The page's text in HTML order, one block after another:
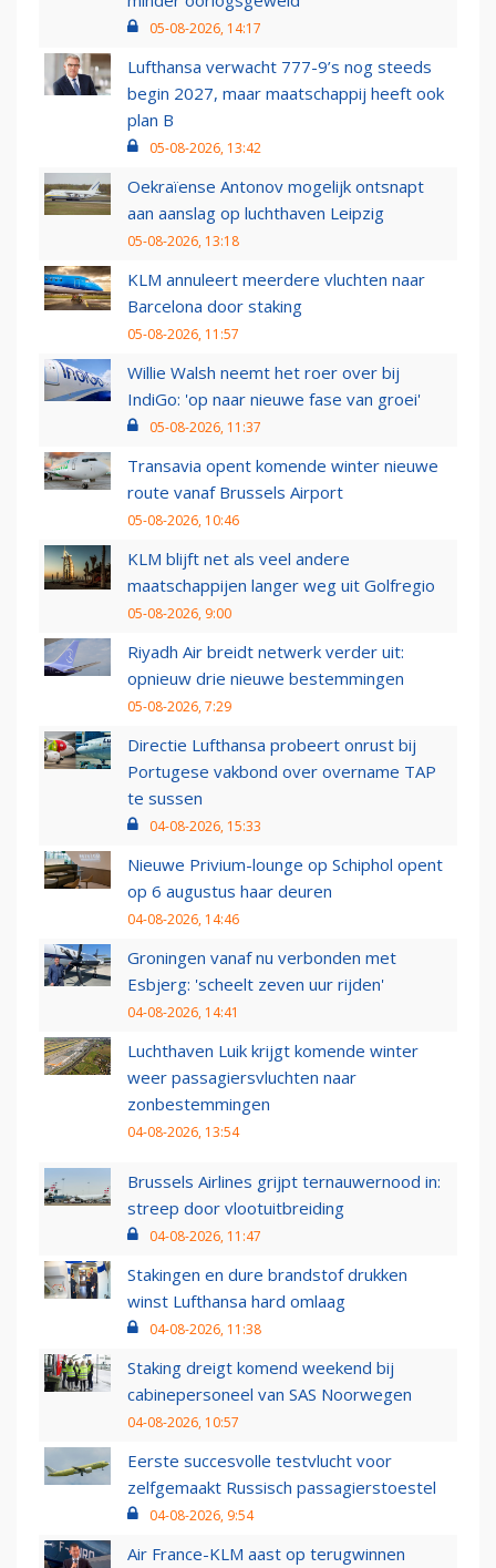
05-08-2026, 14:17
Lufthansa verwacht 777-9’s nog steeds
begin 2027, maar maatschappij heeft ook
plan B
05-08-2026, 13:42
Oekraïense Antonov mogelijk ontsnapt
aan aanslag op luchthaven Leipzig
05-08-2026, 13:18
KLM annuleert meerdere vluchten naar
Barcelona door staking
05-08-2026, 11:57
Willie Walsh neemt het roer over bij
IndiGo: 'op naar nieuwe fase van groei'
05-08-2026, 11:37
Transavia opent komende winter nieuwe
route vanaf Brussels Airport
05-08-2026, 10:46
KLM blijft net als veel andere
maatschappijen langer weg uit Golfregio
05-08-2026, 9:00
Riyadh Air breidt netwerk verder uit:
opnieuw drie nieuwe bestemmingen
05-08-2026, 7:29
Directie Lufthansa probeert onrust bij
Portugese vakbond over overname TAP
te sussen
04-08-2026, 15:33
Nieuwe Privium-lounge op Schiphol opent
op 6 augustus haar deuren
04-08-2026, 14:46
Groningen vanaf nu verbonden met
Esbjerg: 'scheelt zeven uur rijden'
04-08-2026, 14:41
Luchthaven Luik krijgt komende winter
weer passagiersvluchten naar
zonbestemmingen
04-08-2026, 13:54
Brussels Airlines grijpt ternauwernood in:
streep door vlootuitbreiding
04-08-2026, 11:47
Stakingen en dure brandstof drukken
winst Lufthansa hard omlaag
04-08-2026, 11:38
Staking dreigt komend weekend bij
cabinepersoneel van SAS Noorwegen
04-08-2026, 10:57
Eerste succesvolle testvlucht voor
zelfgemaakt Russisch passagierstoestel
04-08-2026, 9:54
Air France-KLM aast op terugwinnen